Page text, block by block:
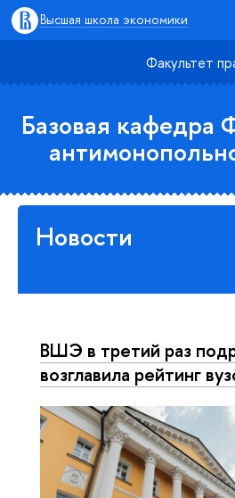
Высшая школа экономики
Факультет
Базовая кафедра
Новости
ВШЭ в третий раз
возглавила рейтинг